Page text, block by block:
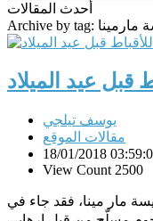
أحدث المقالات
Archive by tag: مارمينا
قبل عيد الميلاد
يوسف تيلجي
مقالات الموقع
View Count 2500
عام 2017 في مصر بهُجوم على كنائس الأقباط / كنيسة مار مينا، فقد جاء في